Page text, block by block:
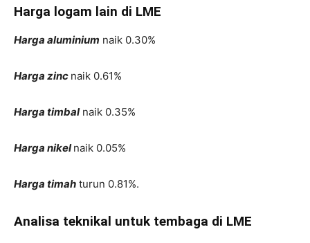
Harga logam lain di LME
Harga aluminium naik 0.30%
Harga zinc naik 0.61%
Harga timbal naik 0.35%
Harga nikelnaik 0.05%
Harga timah turun 0.81%.
Analisa teknikal untuk tembaga di LME